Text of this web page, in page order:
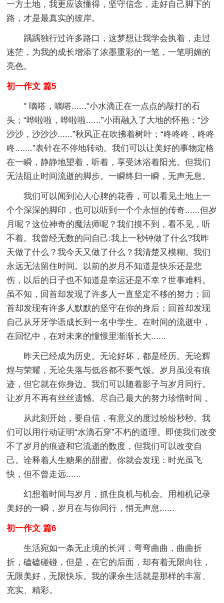
一方土地，我更应该懂得，坚守信念，走好自己脚下的
路，才是最真实的彼岸。
踽踽独行过许多路口，这梦想让我学会执着，走过
迷茫，为我的成长增添了浓墨重彩的一笔，一笔明媚的
亮色。
初一作文 篇5
" 嘀嗒，嘀嗒......"小水滴正在一点点的敲打的石
头；“哗啦啦，哗啦啦......”小雨融入了大地的怀抱；“沙
沙沙，沙沙沙......”秋风正在吹拂着树叶；“咚咚咚，咚咚
咚.......”表针在不停地转动。我们可以让美好的事物定格
在一瞬，静静地望着，听着，享受沐浴着阳光。但我们
无法阻止时间流逝的脚步。一瞬终归一瞬，无声无息。
我们可以闻到沁人心脾的花香，可以看见土地上一
个个深深的脚印，也可以听到一个个永恒的传奇......但岁
月呢？这位神奇的魔法师呢？我们摸不到，看不见，听
不着。我曾经无数的问自己:我上一秒钟做了什么?我昨
天做了什么？我今天又做了什么？我清楚又模糊。我们
永远无法留住时间。以前的岁月不知道是快乐还是悲
伤，以后的日子也不知道是幸运还是不幸？世事难料。
虽不知，回首却发现了许多人一直坚定不移的努力；回
首却发现有许多人默默的坚守在你的身后；回首却发现
自己从牙牙学语成长到一名中学生。在时间的流逝中，
在回忆中，在对未来的憧憬里渐渐长大......
昨天已经成为历史。无论好坏，都是经历。无论辉
煌与荣耀，无论失落与低谷都不要气馁。岁月虽没有痕
迹，但它就在你身边。我们可以随着影子与岁月同行。
让岁月不再有丝丝遗憾。尽自己最大的努力珍惜时间 。
从此刻开始，要自信，有意义的度过纷纷秒秒。我
们可以用行动证明“水滴石穿”不朽的道理。即使我们改变
不了岁月的痕迹和它流逝的数度，但我们可以改变自
己。诠释着人生糖果的甜蜜。你就会发现：时光虽飞
快，但不曾走远......
幻想着时间与岁月，抓住良机与机会。用相机记录
美好的一瞬，岁月在与你同行，悄无声息......
初一作文 篇6
生活宛如一条无止境的长河，弯弯曲曲，曲曲折
折，磕磕碰碰，但是，在它的后面，却有着无限向往，
无限美好，无限快乐。我的课余生活就是那样的丰富、
充实、精彩。